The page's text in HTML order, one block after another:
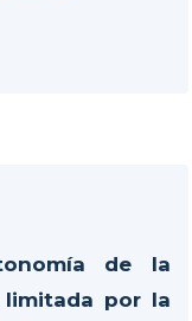
de la
por la